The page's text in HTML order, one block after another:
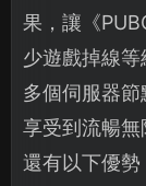
果，讓《
少遊戲掉線等
多個伺服器
享受到流暢無
還有以下優勢